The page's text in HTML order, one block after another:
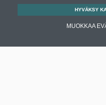
HYVÄKSY
MUOKKAA